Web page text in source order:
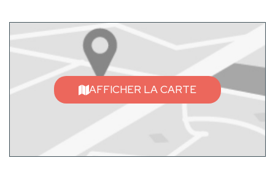
AFFICHER LA CARTE